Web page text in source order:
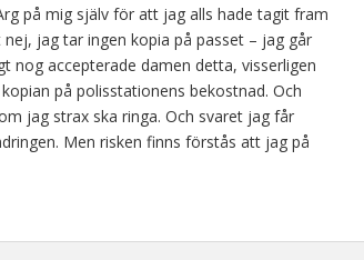
på mig själv för att jag alls hade tagit fram
jag tar ingen kopia på passet – jag går
nog accepterade damen detta, visserligen
på polisstationens bekostnad. Och
jag strax ska ringa. Och svaret jag får
Men risken finns förstås att jag på